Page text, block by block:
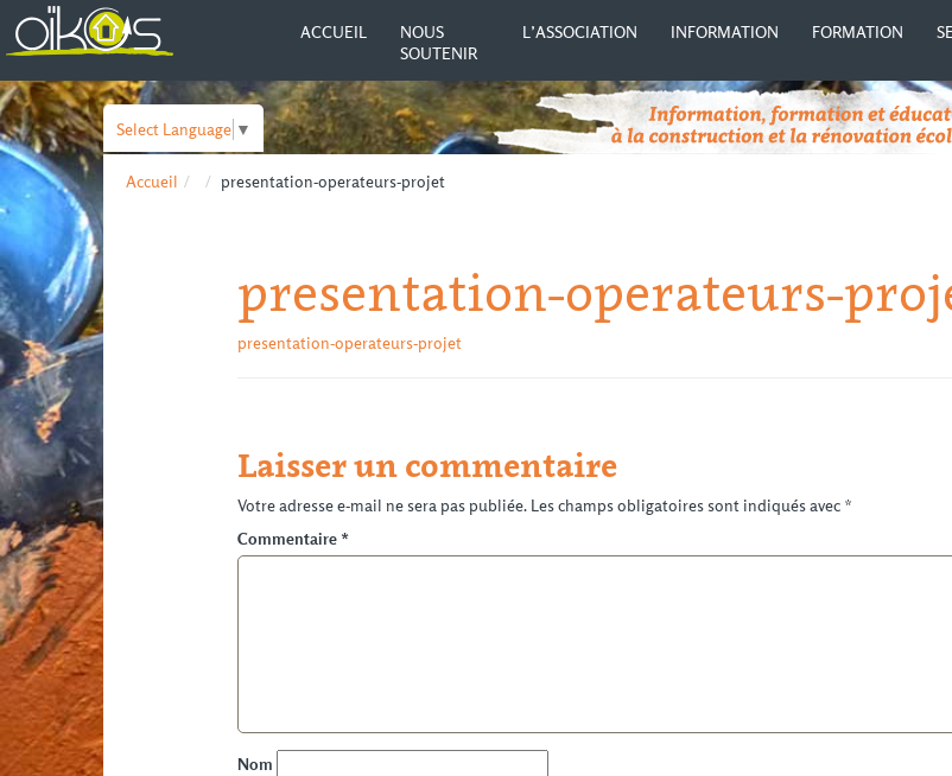
ACCUEIL
NOUS
SOUTENIR
L’ASSOCIATION INFORMATION FORMATION
Select Language ▼
Accueil presentation-operateurs-projet
presentation-operateurs-
presentation-operateurs-projet
Laisser un commentaire
Votre adresse e-mail ne sera pas publiée. Les champs obligatoires sont indiqués avec *
Commentaire *
Nom